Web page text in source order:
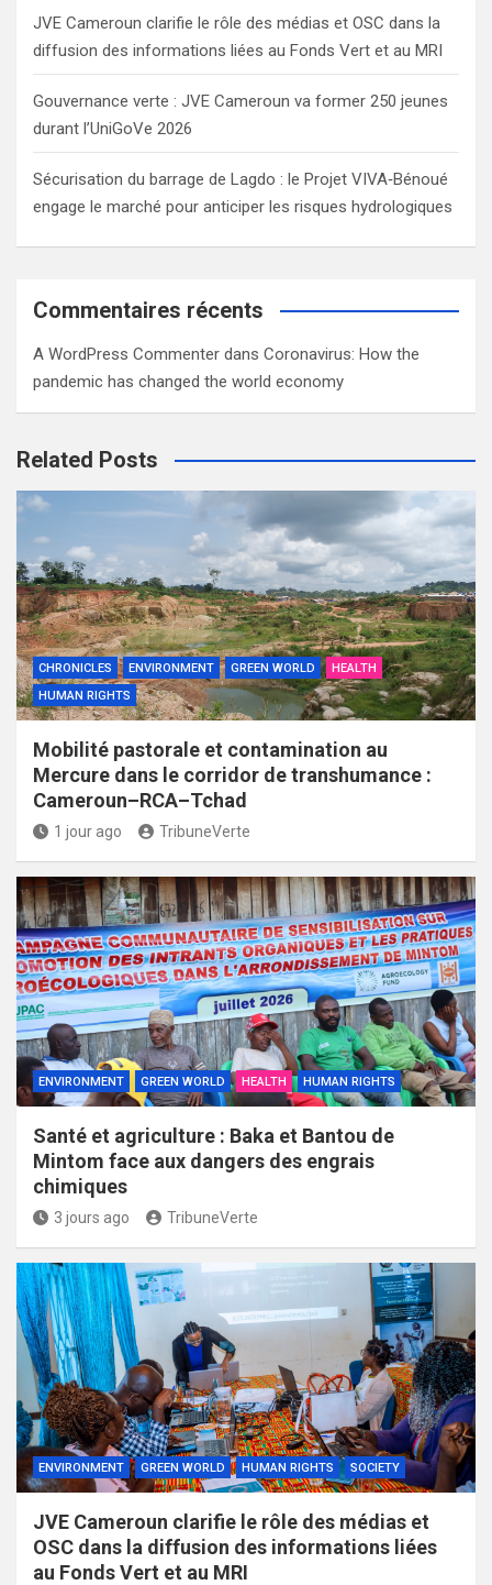
JVE Cameroun clarifie le rôle des médias et OSC dans la
diffusion des informations liées au Fonds Vert et au MRI
Gouvernance verte : JVE Cameroun va former 250 jeunes
durant l’UniGoVe 2026
Sécurisation du barrage de Lagdo : le Projet VIVA‑Bénoué
engage le marché pour anticiper les risques hydrologiques
Commentaires récents
A WordPress Commenter dans Coronavirus: How the
pandemic has changed the world economy
Related Posts
CHRONICLES ENVIRONMENT GREEN WORLD
HEALTH
HUMAN RIGHTS
Mobilité pastorale et contamination au
Mercure dans le corridor de transhumance :
Cameroun–RCA–Tchad
1 jour ago TribuneVerte
ENVIRONMENT GREEN WORLD HEALTH HUMAN RIGHTS
Santé et agriculture : Baka et Bantou de
Mintom face aux dangers des engrais
chimiques
3 jours ago TribuneVerte
ENVIRONMENT GREEN WORLD HUMAN RIGHTS SOCIETY
JVE Cameroun clarifie le rôle des médias et
OSC dans la diffusion des informations liées
au Fonds Vert et au MRI